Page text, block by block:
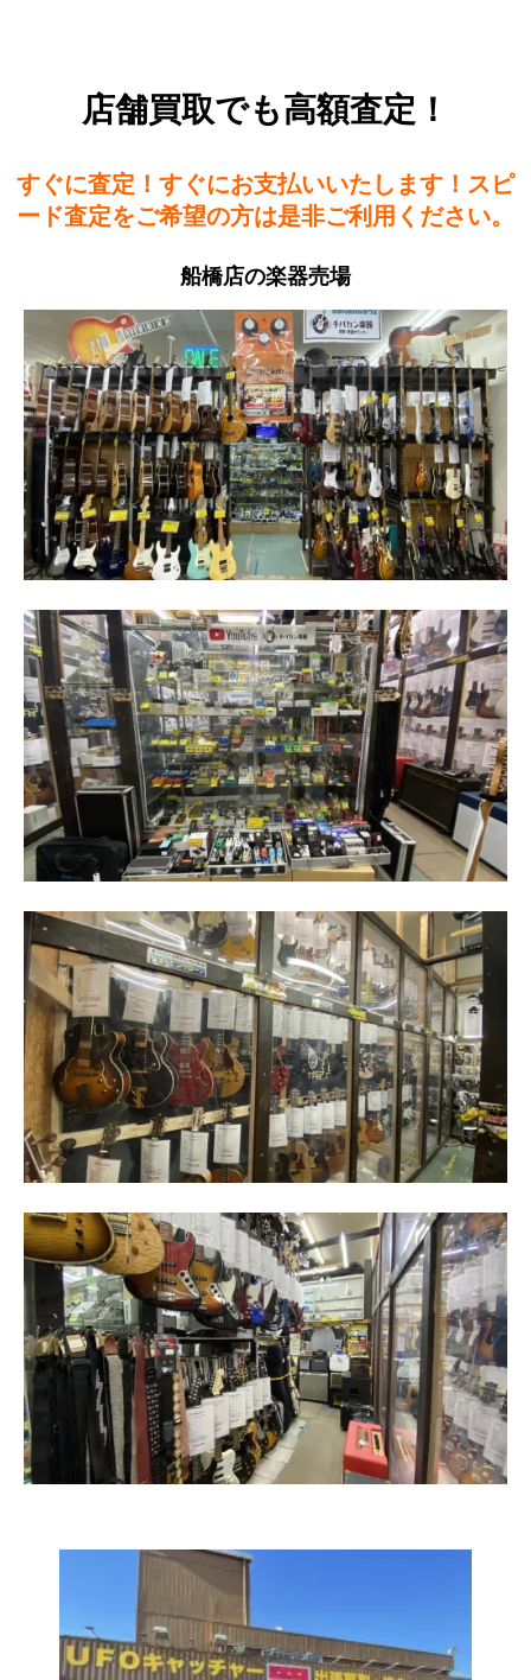
店舗買取でも高額査定！
すぐに査定！すぐにお支払いいたします！スピ
ード査定をご希望の方は是非ご利用ください。
船橋店の楽器売場